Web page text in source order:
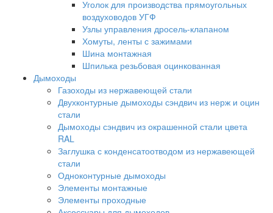
Уголок для производства прямоугольных
воздуховодов УГФ
Узлы управления дросель-клапаном
Хомуты, ленты с зажимами
Шина монтажная
Шпилька резьбовая оцинкованная
Дымоходы
Газоходы из нержавеющей стали
Двухконтурные дымоходы сэндвич из нерж и оцин
стали
Дымоходы сэндвич из окрашенной стали цвета
RAL
Заглушка с конденсатоотводом из нержавеющей
стали
Одноконтурные дымоходы
Элементы монтажные
Элементы проходные